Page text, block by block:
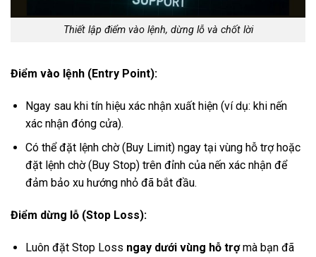
Thiết lập điểm vào lệnh, dừng lỗ và chốt lời
Điểm vào lệnh (Entry Point):
Ngay sau khi tín hiệu xác nhận xuất hiện (ví dụ: khi nến
xác nhận đóng cửa).
Có thể đặt lệnh chờ (Buy Limit) ngay tại vùng hỗ trợ hoặc
đặt lệnh chờ (Buy Stop) trên đỉnh của nến xác nhận để
đảm bảo xu hướng nhỏ đã bắt đầu.
Điểm dừng lỗ (Stop Loss):
Luôn đặt Stop Loss ngay dưới vùng hỗ trợmà bạn đã